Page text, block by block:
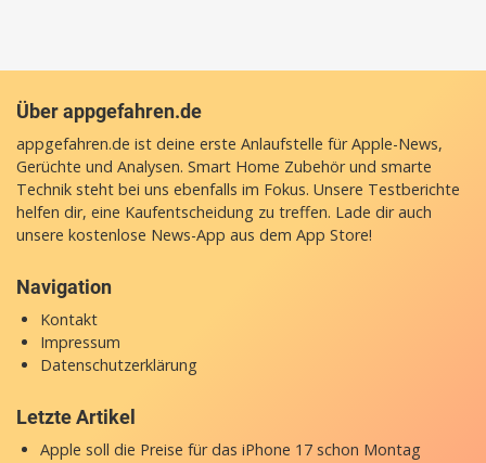
Über appgefahren.de
appgefahren.de ist deine erste Anlaufstelle für Apple-News,
Gerüchte und Analysen. Smart Home Zubehör und smarte
Technik steht bei uns ebenfalls im Fokus. Unsere Testberichte
helfen dir, eine Kaufentscheidung zu treffen. Lade dir auch
unsere kostenlose News-App aus dem App Store!
Navigation
Kontakt
Impressum
Datenschutzerklärung
Letzte Artikel
Apple soll die Preise für das iPhone 17 schon Montag